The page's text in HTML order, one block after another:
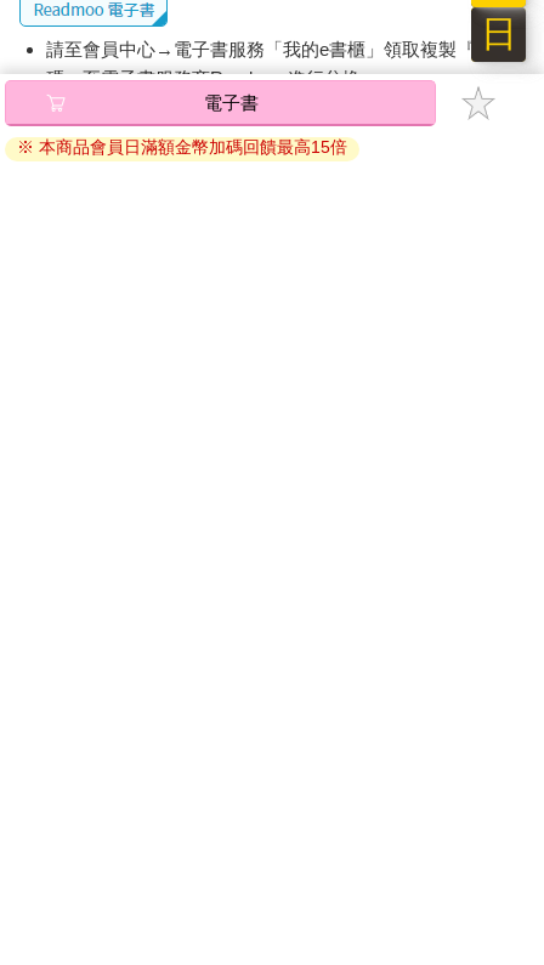
請至會員中心→電子書服務「我的e書櫃」領取複製『兌換
碼』至電子書服務商Readmoo進行兌換。
退換貨須知：
因版權保護，您在金石堂所購買的電子書僅能以金石堂專屬
電子書
※ 本商品會員日滿額金幣加碼回饋最高15倍
日